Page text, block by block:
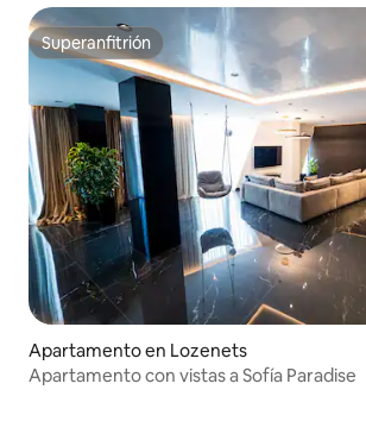
Superanfitrión
Superanfitrión
Apartamento en Lozenets
Apartamento con vistas a Sofía Paradise